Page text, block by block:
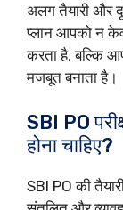
अलग तैयारी और
प्लान आपको न
करता है, बल्कि
मजबूत बनाता है।
SBI PO
होना चाहिए?
SBI PO की